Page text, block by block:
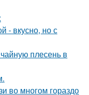
- вкусно, но с
плесень в
во многом гораздо